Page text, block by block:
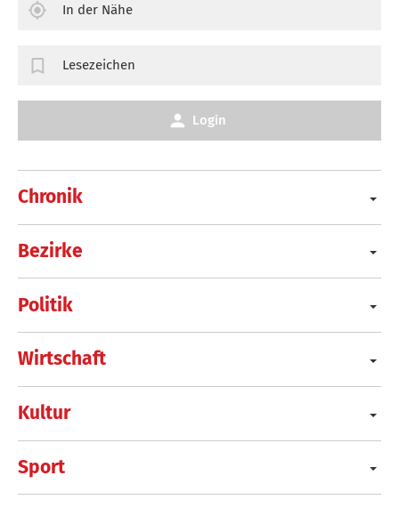
Chronik
Bezirke
Politik
Wirtschaft
Kultur
Sport
In der Nähe
Lesezeichen
Login